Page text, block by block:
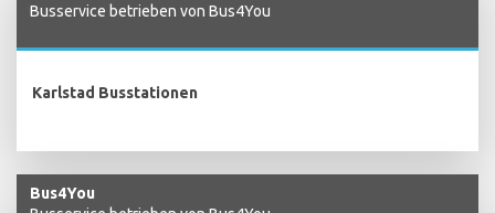
Busservice betrieben von Bus4You
Karlstad Busstationen
Bus4You